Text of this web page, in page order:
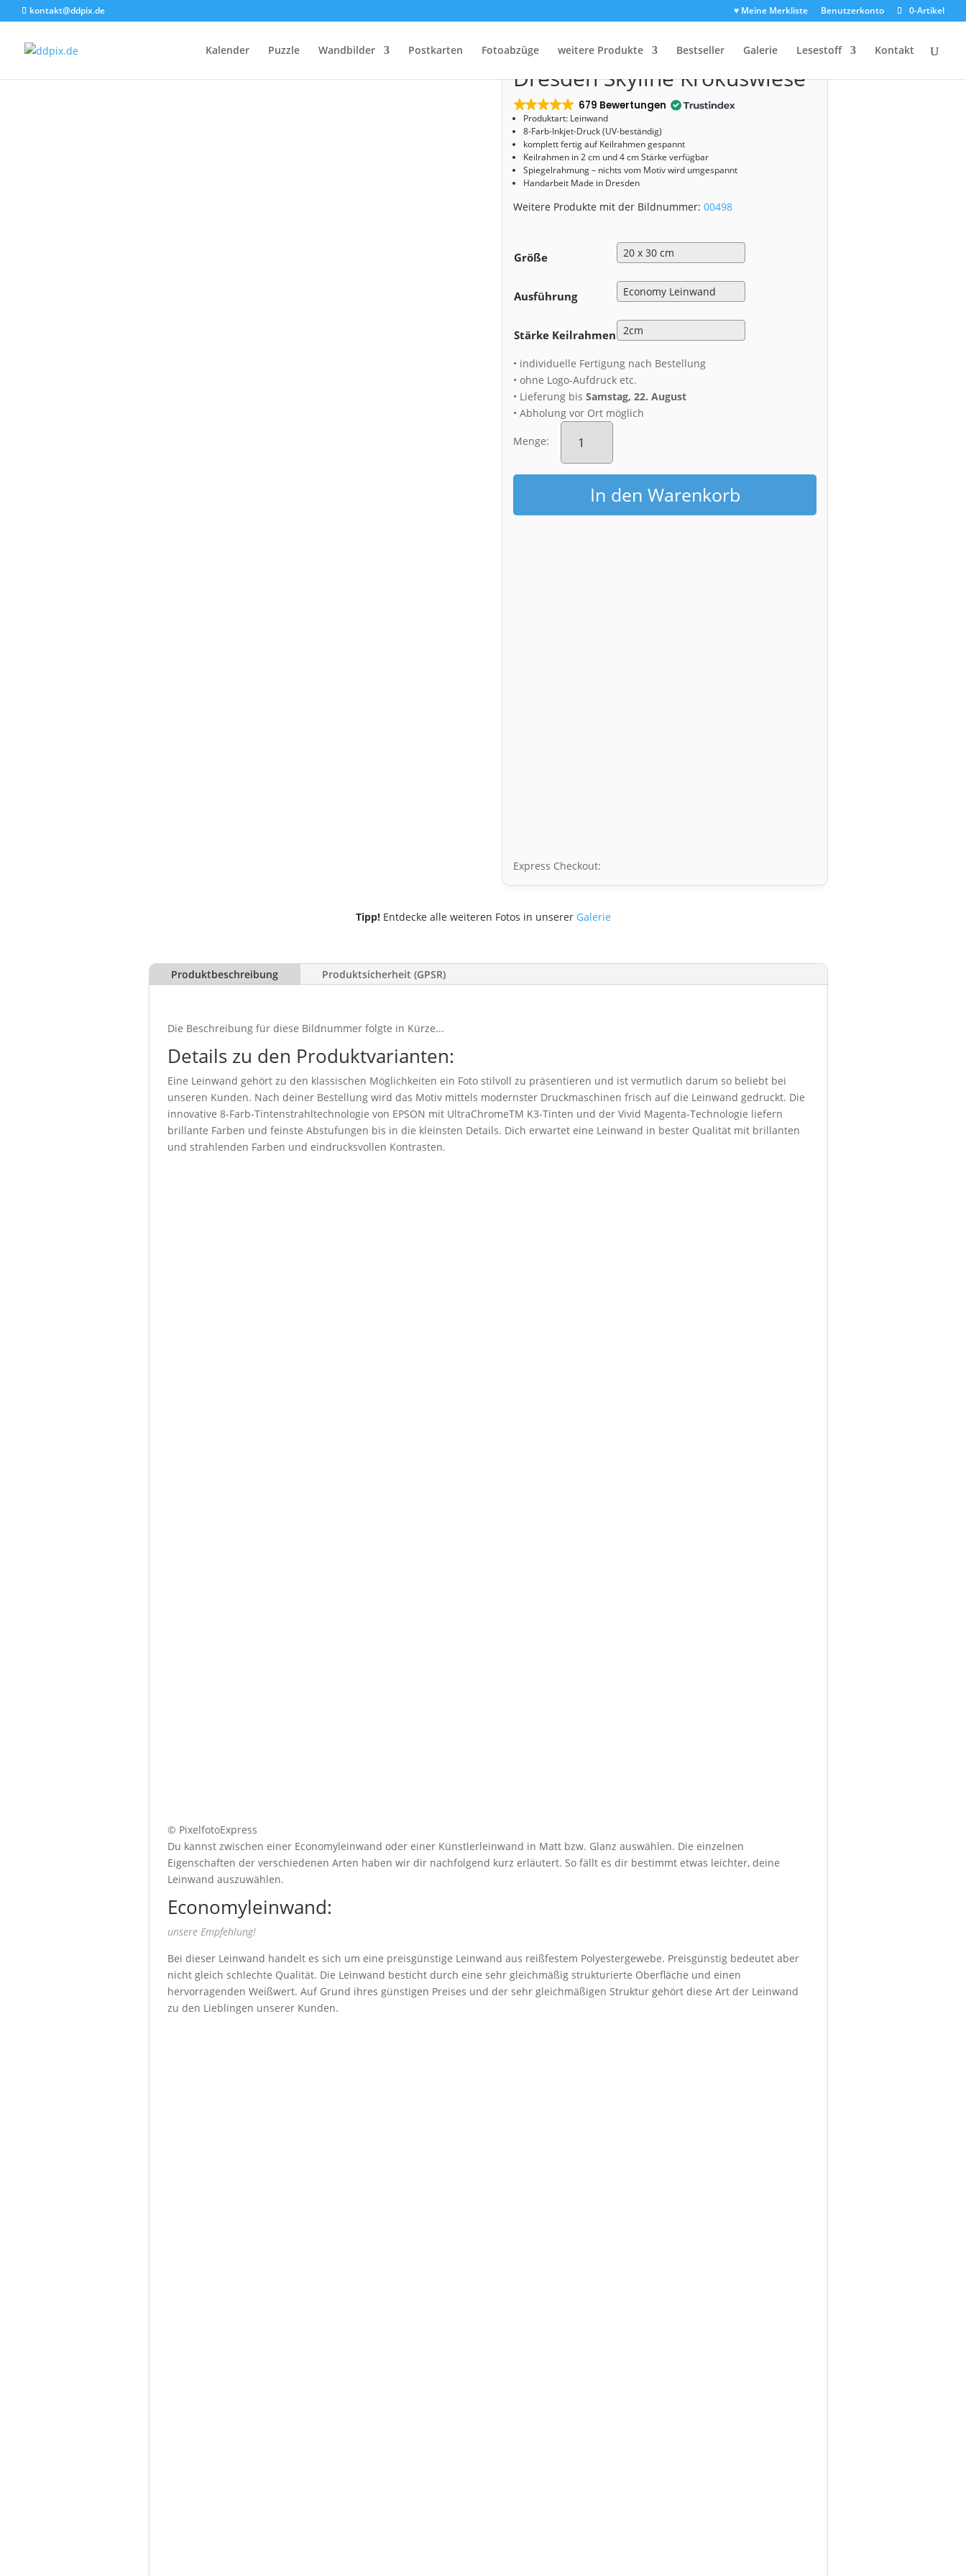
kontakt@ddpix.de ♥ Meine Merkliste Benutzerkonto 0-Artikel
Kalender Puzzle Wandbilder Postkarten Fotoabzüge weitere Produkte Bestseller Galerie Lesestoff Kontakt
Start/Shop/Leinwand/ Leinwand (00498) Dresden Skyline Krokuswiese
Leinwand (00498)
Dresden Skyline Krokuswiese
679 Bewertungen
Produktart: Leinwand
8-Farb-Inkjet-Druck (UV-beständig)
komplett fertig auf Keilrahmen gespannt
Keilrahmen in 2 cm und 4 cm Stärke verfügbar
Spiegelrahmung – nichts vom Motiv wird umgespannt
Handarbeit Made in Dresden
Weitere Produkte mit der Bildnummer:00498
Größe
Ausführung
Stärke Keilrahmen
• individuelle Fertigung nach Bestellung
• ohne Logo-Aufdruck etc.
• Lieferung bisSamstag, 22. August
• Abholung vor Ort möglich
Menge:
Leinwand
(00498)
Skyline
Krokuswiese
MengeIn den Warenkorb
Express Checkout:
Tipp!Entdecke alle weiteren Fotos in unserer Galerie
Produktbeschreibung Produktsicherheit (GPSR)
Die Beschreibung für diese Bildnummer folgte in Kürze...
Details zu den Produktvarianten:
Eine Leinwand gehört zu den klassischen Möglichkeiten ein Foto stilvoll zu präsentieren und ist vermutlich darum so beliebt bei
unseren Kunden. Nach deiner Bestellung wird das Motiv mittels modernster Druckmaschinen frisch auf die Leinwand gedruckt. Die
innovative 8-Farb-Tintenstrahltechnologie von EPSON mit UltraChromeTM K3-Tinten und der Vivid Magenta-Technologie liefern
brillante Farben und feinste Abstufungen bis in die kleinsten Details. Dich erwartet eine Leinwand in bester Qualität mit brillanten
und strahlenden Farben und eindrucksvollen Kontrasten.
© PixelfotoExpress
Du kannst zwischen einer Economyleinwand oder einer Künstlerleinwand in Matt bzw. Glanz auswählen. Die einzelnen
Eigenschaften der verschiedenen Arten haben wir dir nachfolgend kurz erläutert. So fällt es dir bestimmt etwas leichter, deine
Leinwand auszuwählen.
Economyleinwand:
unsere Empfehlung!
Bei dieser Leinwand handelt es sich um eine preisgünstige Leinwand aus reißfestem Polyestergewebe. Preisgünstig bedeutet aber
nicht gleich schlechte Qualität. Die Leinwand besticht durch eine sehr gleichmäßig strukturierte Oberfläche und einen
hervorragenden Weißwert. Auf Grund ihres günstigen Preises und der sehr gleichmäßigen Struktur gehört diese Art der Leinwand
zu den Lieblingen unserer Kunden.